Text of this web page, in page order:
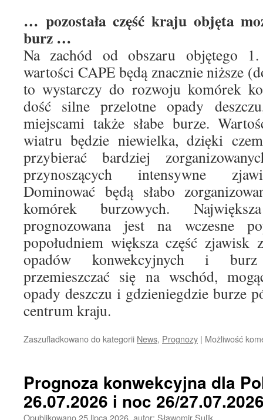
… pozostała część kraju objęta
burz …
Na zachód od obszaru objętego 1.
wartości CAPE będą znacznie niższe
to wystarczy do rozwoju komórek
dość silne przelotne opady
miejscami także słabe burze.
wiatru będzie niewielka, dzięki
przybierać bardziej
przynoszących intensywne
Dominować będą słabo
komórek burzowych.
prognozowana jest na wczesne
popołudniem większa część zjawisk
opadów konwekcyjnych i
przemieszczać się na wschód,
opady deszczu i gdzieniegdzie burze
centrum kraju.
Zaszufladkowano do kategorii News, Prognozy | Możliwość
Prognoza konwekcyjna dla
26.07.2026 i noc 26/
Opublikowano 25 lipca 2026 autor: Sławomir Sulik